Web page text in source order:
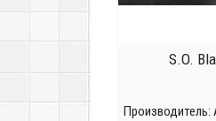
S.O.
Производитель: